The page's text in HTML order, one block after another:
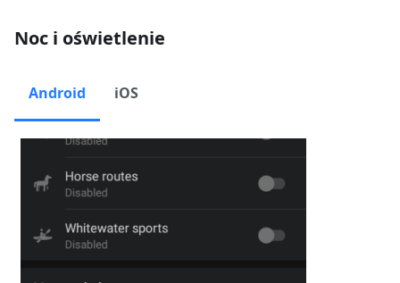
Noc i oświetlenie
Android iOS